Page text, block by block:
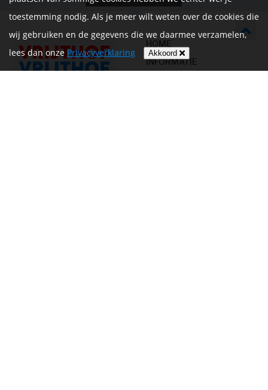
HOME
INFORMATIE
toestemming nodig. Als je meer wilt weten over de cookies die
wij gebruiken en de gegevens die we daarmee verzamelen,
lees dan onze Privacyverklaring Akkoord